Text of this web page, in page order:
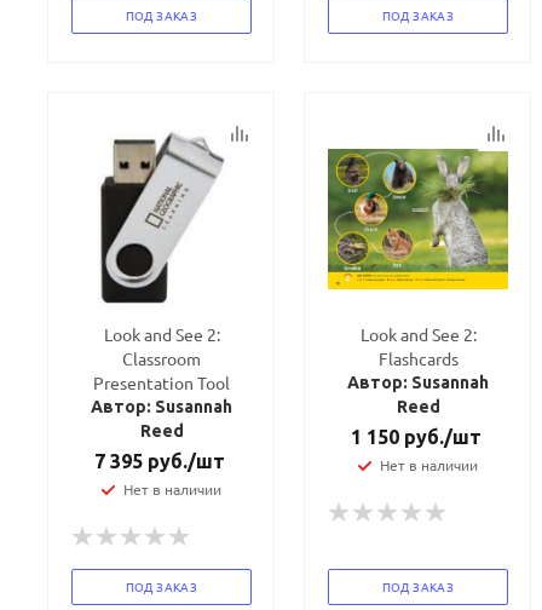
ПОД ЗАКАЗ ПОД ЗАКАЗ
Look and See 2:
Classroom
Presentation Tool
Автор: Susannah
Reed
7 395руб./шт
Нет в наличии
ПОД ЗАКАЗ
Look and See 2:
Flashcards
Автор: Susannah
Reed
1 150руб./шт
Нет в наличии
ПОД ЗАКАЗ